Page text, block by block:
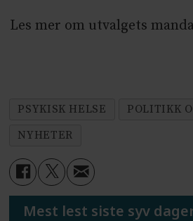
Les mer om utvalgets
PSYKISK HELSE
POLITIKK
NYHETER
Mest lest siste syv